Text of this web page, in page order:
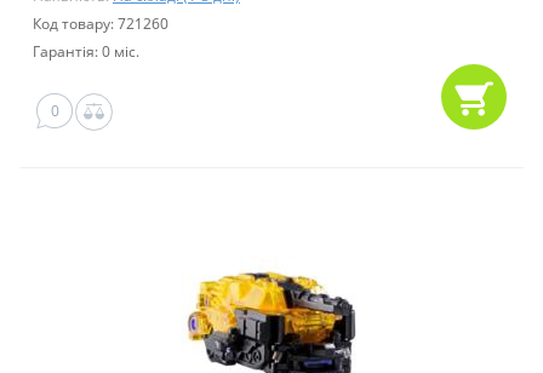
Код товару: 721260
Гарантія: 0 міс.
0